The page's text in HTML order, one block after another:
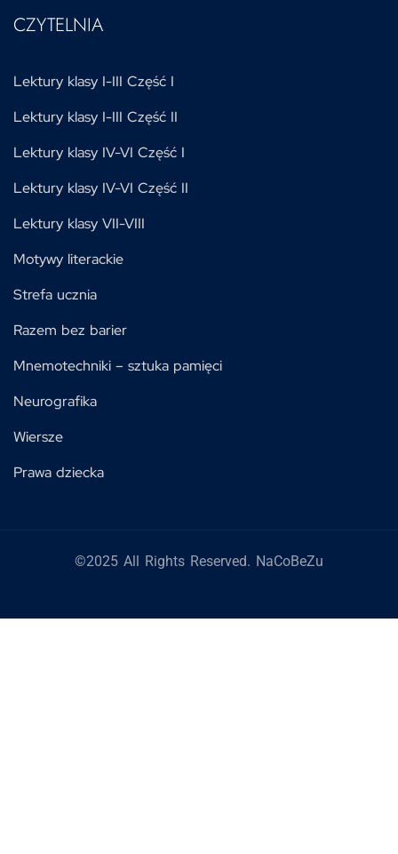
CZYTELNIA
Lektury klasy I-III Część I
Lektury klasy I-III Część II
Lektury klasy IV-VI Część I
Lektury klasy IV-VI Część II
Lektury klasy VII-VIII
Motywy literackie
Strefa ucznia
Razem bez barier
Mnemotechniki – sztuka pamięci
Neurografika
Wiersze
Prawa dziecka
©2025 All Rights Reserved. NaCoBeZu